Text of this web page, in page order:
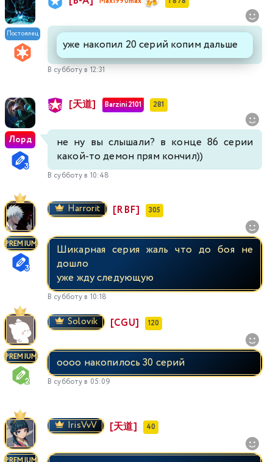
Постоялец
уже накопил 20 серий копим дальше
В субботу в 12:31
Лорд
[天道] Barzini2101 281
не ну вы слышали? в конце 86 серии
какой-то демон прям кончил))
В субботу в 10:48
PREMIUM
Harrorit [RBF] 305
Шикарная серия жаль что до боя не
дошло
уже жду следующую
В субботу в 10:18
PREMIUM
Solovik [CGU] 120
оооо накопилось 30 серий
В субботу в 05:09
IrisVvV [天道] 40